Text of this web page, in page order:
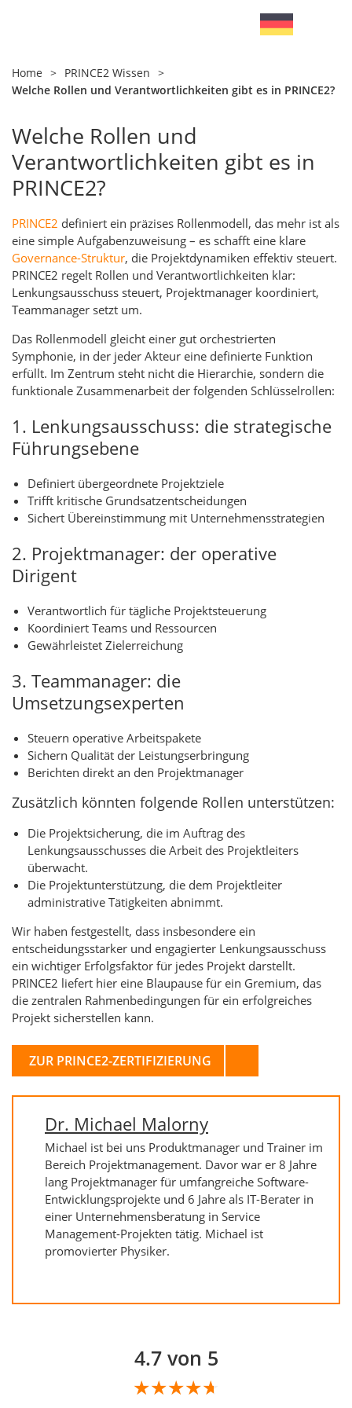
Home > PRINCE2 Wissen >
Welche Rollen und Verantwortlichkeiten gibt es in PRINCE2?
Welche Rollen und
Verantwortlichkeiten gibt es in
PRINCE2?
PRINCE2 definiert ein präzises Rollenmodell, das mehr ist als
eine simple Aufgabenzuweisung – es schafft eine klare
Governance-Struktur, die Projektdynamiken effektiv steuert.
PRINCE2 regelt Rollen und Verantwortlichkeiten klar:
Lenkungsausschuss steuert, Projektmanager koordiniert,
Teammanager setzt um.
Das Rollenmodell gleicht einer gut orchestrierten
Symphonie, in der jeder Akteur eine definierte Funktion
erfüllt. Im Zentrum steht nicht die Hierarchie, sondern die
funktionale Zusammenarbeit der folgenden Schlüsselrollen:
1. Lenkungsausschuss: die strategische
Führungsebene
Definiert übergeordnete Projektziele
Trifft kritische Grundsatzentscheidungen
Sichert Übereinstimmung mit Unternehmensstrategien
2. Projektmanager: der operative
Dirigent
Verantwortlich für tägliche Projektsteuerung
Koordiniert Teams und Ressourcen
Gewährleistet Zielerreichung
3. Teammanager: die
Umsetzungsexperten
Steuern operative Arbeitspakete
Sichern Qualität der Leistungserbringung
Berichten direkt an den Projektmanager
Zusätzlich könnten folgende Rollen unterstützen:
Die Projektsicherung, die im Auftrag des
Lenkungsausschusses die Arbeit des Projektleiters
überwacht.
Die Projektunterstützung, die dem Projektleiter
administrative Tätigkeiten abnimmt.
Wir haben festgestellt, dass insbesondere ein
entscheidungsstarker und engagierter Lenkungsausschuss
ein wichtiger Erfolgsfaktor für jedes Projekt darstellt.
PRINCE2 liefert hier eine Blaupause für ein Gremium, das
die zentralen Rahmenbedingungen für ein erfolgreiches
Projekt sicherstellen kann.
ZUR PRINCE2-ZERTIFIZIERUNG
Dr. Michael Malorny
Michael ist bei uns Produktmanager und Trainer im
Bereich Projektmanagement. Davor war er 8 Jahre
lang Projektmanager für umfangreiche Software-
Entwicklungsprojekte und 6 Jahre als IT-Berater in
einer Unternehmensberatung in Service
Management-Projekten tätig. Michael ist
promovierter Physiker.
4.7 von 5